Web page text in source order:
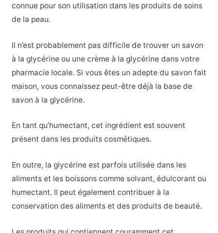
connue pour son utilisation dans les produits de soins
de la peau.
Il n’est probablement pas difficile de trouver un savon
à la glycérine ou une crème à la glycérine dans votre
pharmacie locale. Si vous êtes un adepte du savon fait
maison, vous connaissez peut-être déjà la base de
savon à la glycérine.
En tant qu’humectant, cet ingrédient est souvent
présent dans les produits cosmétiques.
En outre, la glycérine est parfois utilisée dans les
aliments et les boissons comme solvant, édulcorant ou
humectant. Il peut également contribuer à la
conservation des aliments et des produits de beauté.